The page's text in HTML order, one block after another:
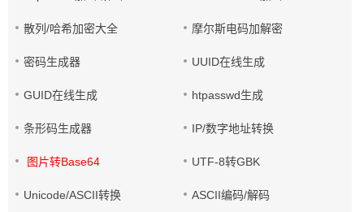
散列/哈希加密大全 摩尔斯电码加解密
密码生成器 UUID在线生成
GUID在线生成 htpasswd生成
条形码生成器 IP/数字地址转换
图片转Base64 UTF-8转GBK
Unicode/ASCII转换 ASCII编码/解码